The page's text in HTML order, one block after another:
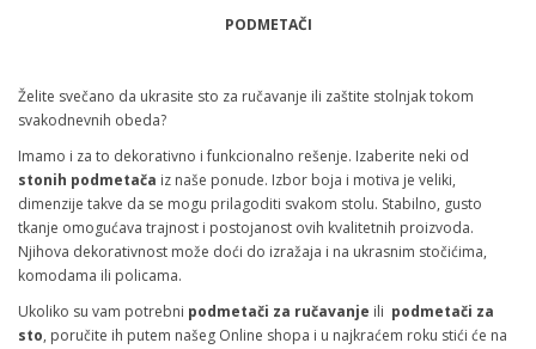
PODMETAČI
Želite svečano da ukrasite sto za ručavanje ili zaštite stolnjak tokom
svakodnevnih obeda?
Imamo i za to dekorativno i funkcionalno rešenje. Izaberite neki od
stonih podmetača iz naše ponude. Izbor boja i motiva je veliki,
dimenzije takve da se mogu prilagoditi svakom stolu. Stabilno, gusto
tkanje omogućava trajnost i postojanost ovih kvalitetnih proizvoda.
Njihova dekorativnost može doći do izražaja i na ukrasnim stočićima,
komodama ili policama.
Ukoliko su vam potrebni podmetači za ručavanje ili podmetači za
sto, poručite ih putem našeg Online shopa i u najkraćem roku stići će na